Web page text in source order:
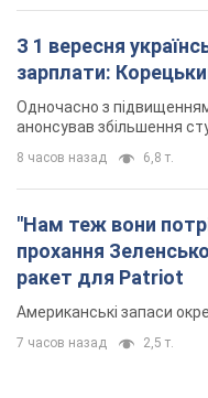
З 1 вересня
зарплати:
Одночасно з
анонсував збільшення
8 часов назад 6,8 т.
"Нам теж вони
прохання
ракет для Patriot
Американські запаси
7 часов назад 2,5 т.